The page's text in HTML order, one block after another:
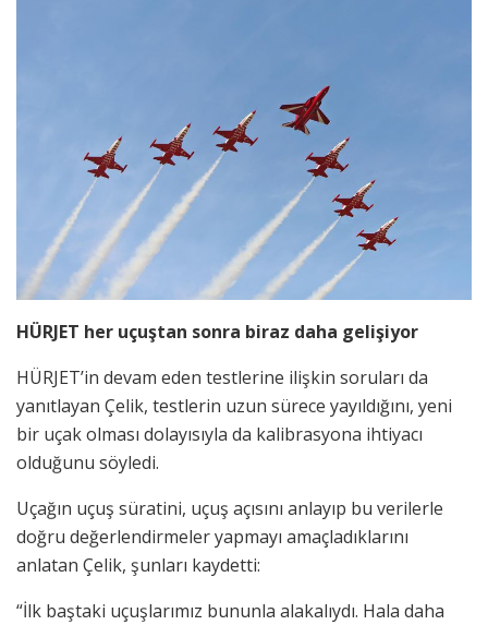
HÜRJET her uçuştan sonra biraz daha gelişiyor
HÜRJET’in devam eden testlerine ilişkin soruları da
yanıtlayan Çelik, testlerin uzun sürece yayıldığını, yeni
bir uçak olması dolayısıyla da kalibrasyona ihtiyacı
olduğunu söyledi.
Uçağın uçuş süratini, uçuş açısını anlayıp bu verilerle
doğru değerlendirmeler yapmayı amaçladıklarını
anlatan Çelik, şunları kaydetti:
“İlk baştaki uçuşlarımız bununla alakalıydı. Hala daha